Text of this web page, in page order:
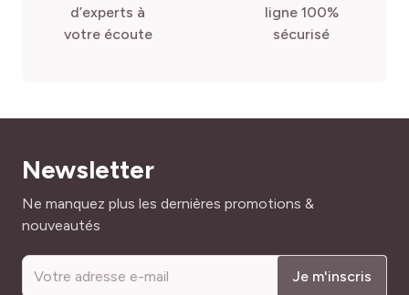
d’experts à
votre écoute
ligne 100%
sécurisé
Newsletter
Adresse mail
Ne manquez plus les dernières promotions &
nouveautés
Je m'inscris